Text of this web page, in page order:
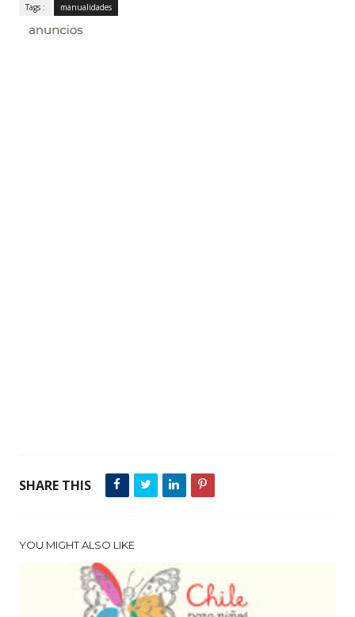
Tags : manualidades
SHARE THIS
YOU MIGHT ALSO LIKE